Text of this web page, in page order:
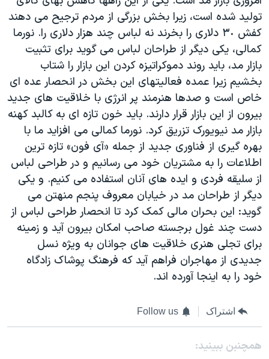
توليد شده است، زيرا بخش بزرگی از مردم ترجيح می دهند
کفش ٣٠ دلاری را بخرند نه لباس چند هزار دلاری را. نورما
کمالی، يکی ديگر از طراحان لباس می گويد برای تثبيت
بازار مد، بايد روند دموکراتيزه کردن اين بازار را شتاب
بخشيم زيرا عمده فعاليتهای اين بخش در انحصار عده ای
خاص است و صدها هنرمند پر انرژی با خلاقيت های جديد
بيرون از اين بازار قرار دارند. بايد خون تازه ای به کالبد کهنه
بازار مد نيويورک تزريق کرد. نورما کمالی می افزايد ما با
بهره گيری از فناوری جديد از جمله «آی فون» تازه ترين
اطلاعات را به مشتريان خود می رسانيم و در طراحی لباس
از سليقه فردی و ايده های آنان استفاده می کنيم. و يکی
ديگر از طراحان مد در خيابان معروف پنجم منهتن می
گويد: اين بحران مالی کمک کرد تا انحصار طراحی لباس از
دست چند غول برجسته صاحب امکان بيرون آيد و زمينه
برای تجلی هنری خلاقيت های جوانان به ويژه نسل
جديدی از مهاجران فراهم آيد که فرهنگ پوشاک زادگاه
خود را به اينجا آورده اند.
اشتراک Follow us
همچنبن ببینید: